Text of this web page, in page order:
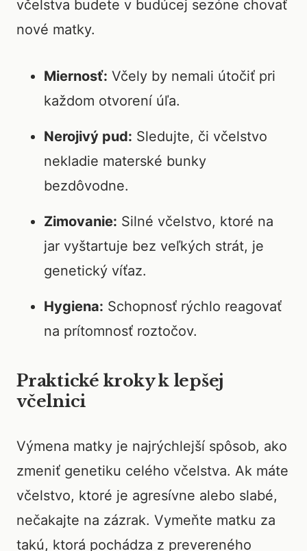
včelstva budete v budúcej sezóne chovať
nové matky.
Miernosť: Včely by nemali útočiť pri
každom otvorení úľa.
Nerojivý pud: Sledujte, či včelstvo
nekladie materské bunky
bezdôvodne.
Zimovanie: Silné včelstvo, ktoré na
jar vyštartuje bez veľkých strát, je
genetický víťaz.
Hygiena: Schopnosť rýchlo reagovať
na prítomnosť roztočov.
Praktické kroky k lepšej
včelnici
Výmena matky je najrýchlejší spôsob, ako
zmeniť genetiku celého včelstva. Ak máte
včelstvo, ktoré je agresívne alebo slabé,
nečakajte na zázrak. Vymeňte matku za
takú, ktorá pochádza z prevereného